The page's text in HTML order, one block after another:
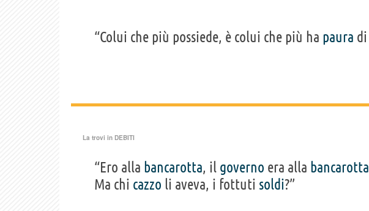
“Colui che più possiede, è colui che più ha paura di
La trovi in DEBITI
“Ero alla bancarotta, il governo era alla bancarotta
Ma chi cazzo li aveva, i fottuti soldi?”